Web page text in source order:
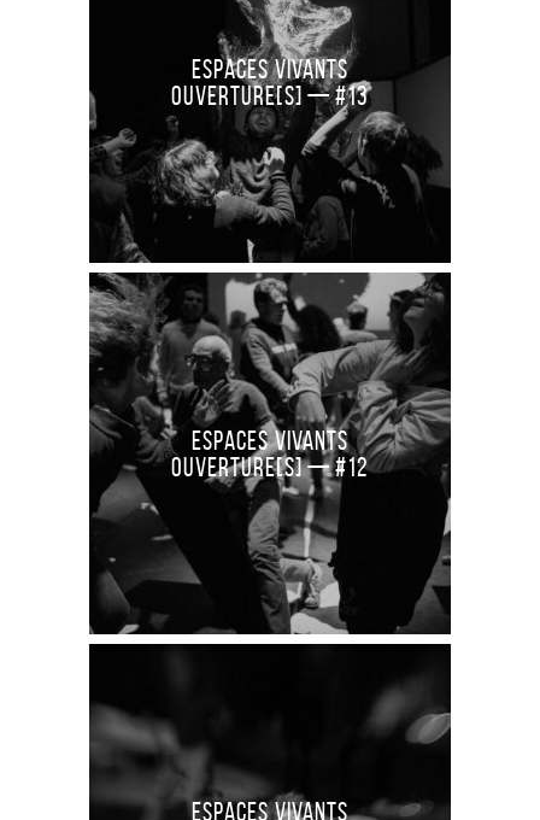
Espaces Vivants
Ouverture[S] — #13
Espaces Vivants
Ouverture[S] — #12
Espaces Vivants